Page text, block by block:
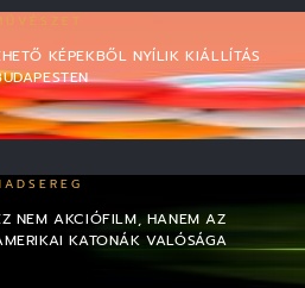
KÉPEKBŐL NYÍLIK KIÁLLÍTÁS
NEM AKCIÓFILM, HANEM AZ
KATONÁK VALÓSÁGA